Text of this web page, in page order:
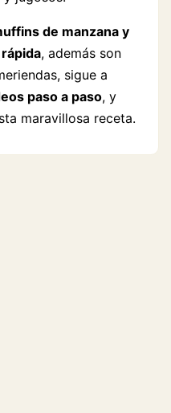
de manzana y
, además son
sigue a
paso a paso, y
maravillosa receta.